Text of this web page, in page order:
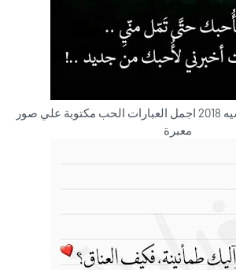
احلى الصور الرومانسيه 2018 اجمل العبارات الحب مكتوبة علي صور
معبرة